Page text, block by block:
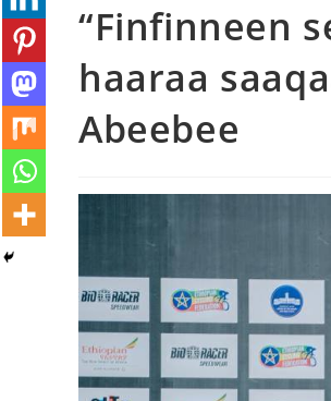
Buufata Xiyyaaraa
Zallaqaa eebbisan
August 6, 2026
“Finfinneen
haaraa
Abeebee